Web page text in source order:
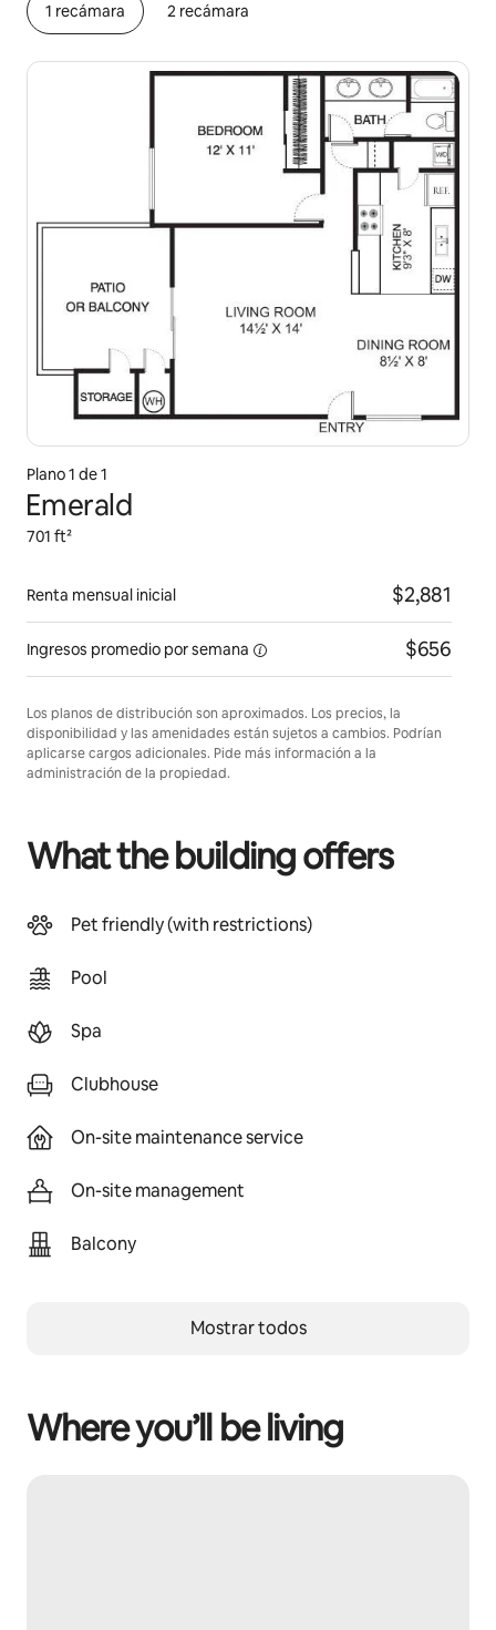
1 recámara 2 recámara
Plano 1 de 1
Emerald
701 ft²
Renta mensual inicial $2,881
Ingresos promedio porsemana $656
Los planos de distribución son aproximados. Los precios, la
disponibilidad y las amenidades están sujetos a cambios. Podrían
aplicarse cargos adicionales. Pide más información a la
administración de la propiedad.
What the building offers
Pet friendly (with restrictions)
Pool
Spa
Clubhouse
On-site maintenance service
On-site management
Balcony
Mostrar todos
Where you’ll be living